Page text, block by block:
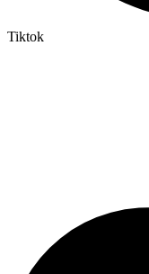
Tiktok